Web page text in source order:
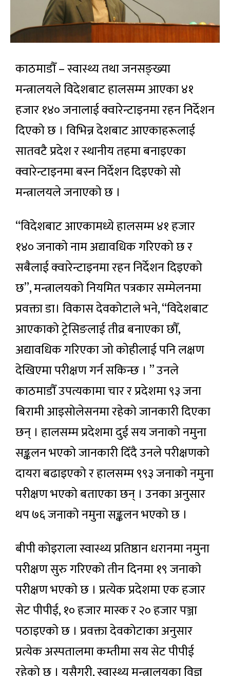
काठमाडौँ – स्वास्थ्य तथा जनसङ्ख्या
मन्त्रालयले विदेशबाट हालसम्म आएका ४१
हजार १४० जनालाई क्वारेन्टाइनमा रहन निर्देशन
दिएको छ । विभिन्न देशबाट आएकाहरूलाई
सातवटै प्रदेश र स्थानीय तहमा बनाइएका
क्वारेन्टाइनमा बस्न निर्देशन दिइएको सो
मन्त्रालयले जनाएको छ ।
‘‘विदेशबाट आएकामध्ये हालसम्म ४१ हजार
१४० जनाको नाम अद्यावधिक गरिएको छ र
सबैलाई क्वारेन्टाइनमा रहन निर्देशन दिइएको
छ’’, मन्त्रालयको नियमित पत्रकार सम्मेलनमा
प्रवक्ता डा। विकास देवकोटाले भने, ‘‘विदेशबाट
आएकाको ट्रेसिङलाई तीव्र बनाएका छौँ,
अद्यावधिक गरिएका जो कोहीलाई पनि लक्षण
देखिएमा परीक्षण गर्न सकिन्छ । ’’ उनले
काठमाडौँ उपत्यकामा चार र प्रदेशमा ९३ जना
बिरामी आइसोलेसनमा रहेको जानकारी दिएका
छन् । हालसम्म प्रदेशमा दुई सय जनाको नमुना
सङ्कलन भएको जानकारी दिँदै उनले परीक्षणको
दायरा बढाइएको र हालसम्म ९९३ जनाको नमुना
परीक्षण भएको बताएका छन् । उनका अनुसार
थप ७६ जनाको नमुना सङ्कलन भएको छ ।
बीपी कोइराला स्वास्थ्य प्रतिष्ठान धरानमा नमुना
परीक्षण सुरु गरिएको तीन दिनमा १९ जनाको
परीक्षण भएको छ । प्रत्येक प्रदेशमा एक हजार
सेट पीपीई, १० हजार मास्क र २० हजार पञ्जा
पठाइएको छ । प्रवक्ता देवकोटाका अनुसार
प्रत्येक अस्पतालमा कम्तीमा सय सेट पीपीई